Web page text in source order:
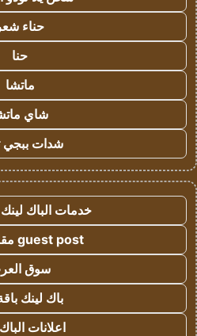
حناء
حنا
ماتشا
شاي
شدات ببجي
خدمات الباك
guest post مقال ضيف
سوق
باك لينك باقة
اعلانات